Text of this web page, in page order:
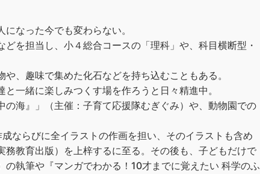
なった今でも変わらない。
を担当し、小４総合コースの「理科」や、科目横断型・
、趣味で集めた化石などを持ち込むこともある。
一緒に楽しみつくす場を作ろうと日々精進中。
海』」（主催：子育て応援隊むぎぐみ）や、動物園での
ならびに全イラストの作画を担い、そのイラストも含め
教育出版）を上梓するに至る。その後も、子どもだけで
執筆や『マンガでわかる！10才までに覚えたい 科学のふ